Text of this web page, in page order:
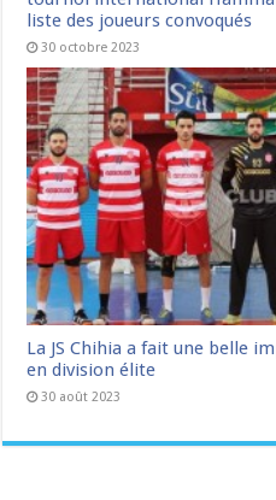
liste des joueurs convoqués
30 octobre 2023
La JS Chihia a fait une belle
en division élite
30 août 2023